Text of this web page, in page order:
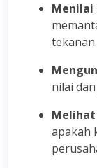
Menilai
nilai
Melihat
apakah